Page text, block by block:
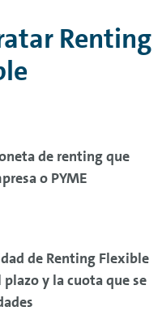
Renting
de rentingque
o PYME
de Renting Flexible
plazo y la cuota que se